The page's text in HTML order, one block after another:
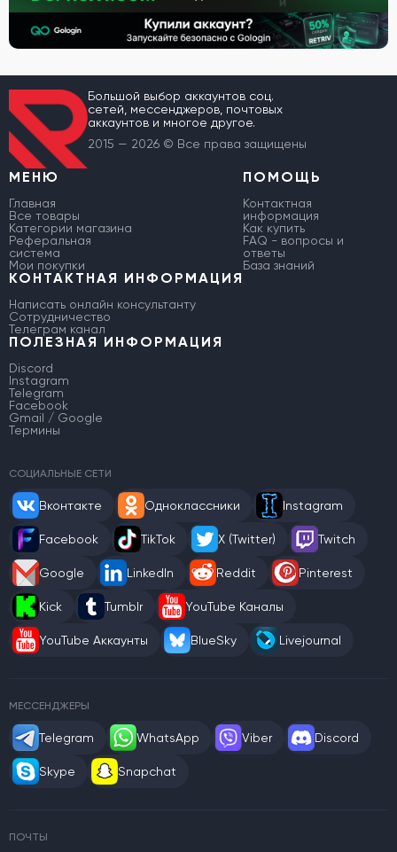
Большой выбор аккаунтов соц.
сетей, мессенджеров, почтовых
аккаунтов и многое другое.
2015 — 2026 © Все права защищены
МЕНЮ
Главная
Все товары
Категории магазина
Реферальная
система
Мои покупки
ПОМОЩЬ
Контактная
информация
Как купить
FAQ - вопросы и
ответы
База знаний
КОНТАКТНАЯ ИНФОРМАЦИЯ
Написать онлайн консультанту
Сотрудничество
Телеграм канал
ПОЛЕЗНАЯ ИНФОРМАЦИЯ
Discord
Instagram
Telegram
Facebook
Gmail / Google
Термины
СОЦИАЛЬНЫЕ СЕТИ
Вконтакте Одноклассники Instagram
Facebook TikTok X (Twitter) Twitch
Google LinkedIn Reddit Pinterest
Kick Tumblr YouTube Каналы
YouTube Аккаунты BlueSky Livejournal
МЕССЕНДЖЕРЫ
Telegram WhatsApp Viber Discord
Skype Snapchat
ПОЧТЫ